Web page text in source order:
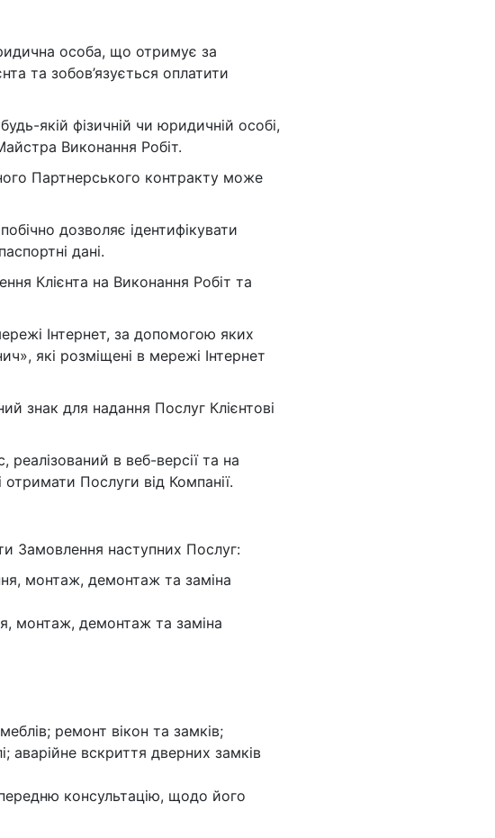
особа, що отримує за
та зобов’язується оплатити
якій фізичній чи юридичній особі,
Виконання Робіт.
Партнерського контракту може
дозволяє ідентифікувати
дані.
Клієнта на Виконання Робіт та
Інтернет, за допомогою яких
які розміщені в мережі Інтернет
знак для надання Послуг Клієнтові
реалізований в веб-версії та на
Послуги від Компанії.
Замовлення наступних Послуг:
монтаж, демонтаж та заміна
монтаж, демонтаж та заміна
ремонт вікон та замків;
аварійне вскриття дверних замків
консультацію, щодо його